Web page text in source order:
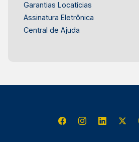
Garantias Locatícias
Assinatura Eletrônica
Central de Ajuda